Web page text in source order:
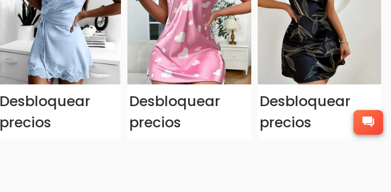
Desbloquear
precios
Desbloquear
precios
Desbloquear
precios